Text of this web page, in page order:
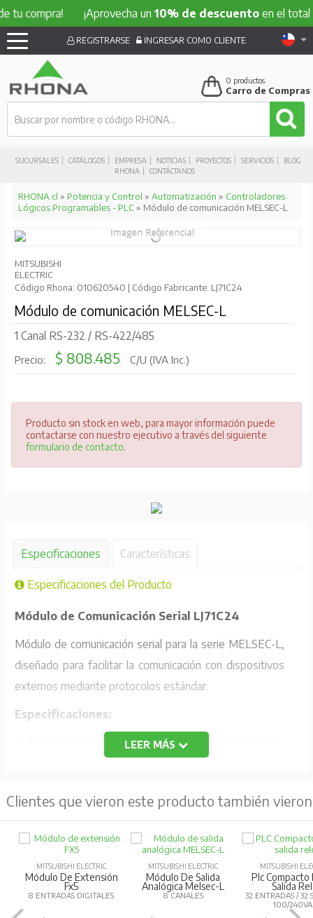
¡Aprovecha un10% de descuentoen el total de tu
SUCURSALES CATÁLOGOS EMPRESA NOTICIAS PROYECTOS SERVICIOS
BLOG
RHONA
CONTÁCTANOS
REGISTRARSE INGRESAR COMO CLIENTE
0 productos
Carro de Compras
RHONA.cl » Potencia y Control » Automatización » Controladores
Lógicos Programables - PLC» Módulo de comunicación MELSEC-L
MITSUBISHI
ELECTRIC
Código Rhona: 010620540 | Código Fabricante: LJ71C24
Módulo de comunicación MELSEC-L
1 Canal RS-232 / RS-422/485
Precio: $ 808.485 C/U (IVA Inc.)
Producto sin stock en web, para mayor información puede
contactarse con nuestro ejecutivo a través del siguiente
formulario de contacto.
Especificaciones Características
Especificaciones del Producto
Módulo de Comunicación Serial LJ71C24
Módulo de comunicación serial para la serie MELSEC-L,
diseñado para facilitar la comunicación con dispositivos
externos mediante protocolos estándar.
Especificaciones:
Módulo de comunicación serial para montaje en
RS-422/485.
ambos canales combinados.
Funciones adicionales:
Compatible con la función de
maestro MODBUS® RTU utilizando la función de
LEER MÁS
Clientes que vieron este producto también vieron
MITSUBISHI ELECTRIC
Módulo De Extensión
Fx5
8 ENTRADAS DIGITALES
MITSUBISHI ELECTRIC
Módulo De Salida
Analógica Melsec-L
8 CANALES
MITSUBISHI
Plc Compacto
Salida
32 ENTRADAS / 32
100/